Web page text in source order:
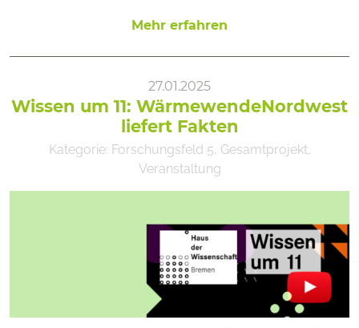
Mehr erfahren
27.01.2025
Wissen um 11: WärmewendeNordwest
liefert Fakten
Kategorie: Forschungsfeld 5, Gesamtprojekt,
Veranstaltung